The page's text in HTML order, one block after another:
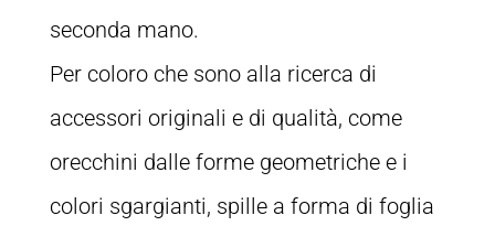
seconda mano.
Per coloro che sono alla ricerca di
accessori originali e di qualità, come
orecchini dalle forme geometriche e i
colori sgargianti, spille a forma di foglia